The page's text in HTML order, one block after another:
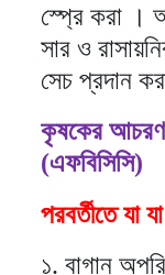
স্প্রে করা ।
সার ও
সেচ প্রদান
কৃষকের
(এফবিসিসি)
পরবর্তীতে যা
১. বাগান